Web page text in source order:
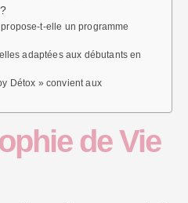
t-elle un programme
adaptées aux débutants en
Détox » convient aux
de Vie